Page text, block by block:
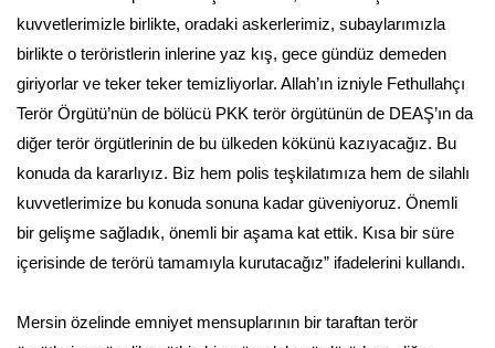
kuvvetlerimizle birlikte, oradaki askerlerimiz, subaylarımızla
birlikte o teröristlerin inlerine yaz kış, gece gündüz demeden
giriyorlar ve teker teker temizliyorlar. Allah’ın izniyle Fethullahçı
Terör Örgütü’nün de bölücü PKK terör örgütünün de DEAŞ’ın da
diğer terör örgütlerinin de bu ülkeden kökünü kazıyacağız. Bu
konuda da kararlıyız. Biz hem polis teşkilatımıza hem de silahlı
kuvvetlerimize bu konuda sonuna kadar güveniyoruz. Önemli
bir gelişme sağladık, önemli bir aşama kat ettik. Kısa bir süre
içerisinde de terörü tamamıyla kurutacağız” ifadelerini kullandı.
Mersin özelinde emniyet mensuplarının bir taraftan terör